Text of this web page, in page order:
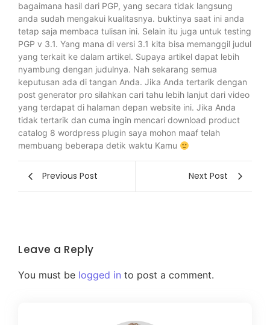
bagaimana hasil dari PGP, yang secara tidak langsung
anda sudah mengakui kualitasnya. buktinya saat ini anda
tetap saja membaca tulisan ini. Selain itu juga untuk testing
PGP v 3.1. Yang mana di versi 3.1 kita bisa memanggil judul
yang terkait ke dalam artikel. Supaya artikel dapat lebih
nyambung dengan judulnya. Nah sekarang semua
keputusan ada di tangan Anda. Jika Anda tertarik dengan
post generator pro silahkan cari tahu lebih lanjut dari video
yang terdapat di halaman depan website ini. Jika Anda
tidak tertarik dan cuma ingin mencari download product
catalog 8 wordpress plugin saya mohon maaf telah
membuang beberapa detik waktu Kamu
Previous Post Next Post
Leave a Reply
You must be logged in to post a comment.